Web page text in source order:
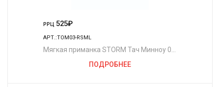
РРЦ 525₽
АРТ.:TOM03-RSML
Мягкая приманка STORM Тач Минноу 03
ПОДРОБНЕЕ